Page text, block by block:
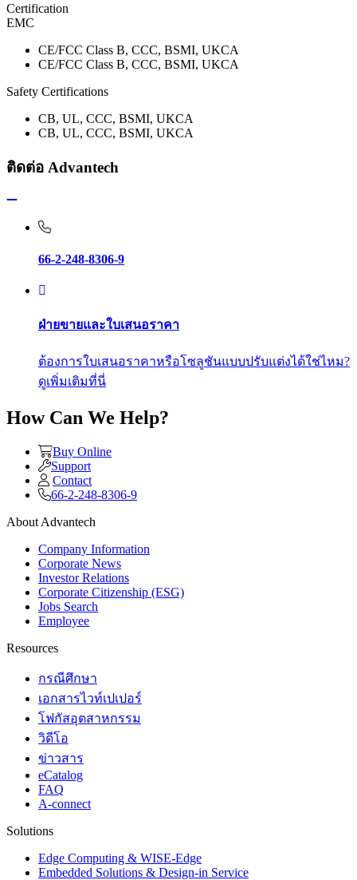
Certification
EMC
CE/FCC Class B, CCC, BSMI, UKCA
CE/FCC Class B, CCC, BSMI, UKCA
Safety Certifications
CB, UL, CCC, BSMI, UKCA
CB, UL, CCC, BSMI, UKCA
ติดต่อ Advantech
66-2-248-8306-9
ฝ่ายขายและใบเสนอราคา
ต้องการใบเสนอราคาหรือโซลูชันแบบปรับแต่งได้ใช่ไหม?
ดูเพิ่มเติมที่นี่
How Can We Help?
Buy Online
Support
Contact
66-2-248-8306-9
About Advantech
Company Information
Corporate News
Investor Relations
Corporate Citizenship (ESG)
Jobs Search
Employee
Resources
กรณีศึกษา
เอกสารไวท์เปเปอร์
โฟกัสอุตสาหกรรม
วิดีโอ
ข่าวสาร
eCatalog
FAQ
A-connect
Solutions
Edge Computing & WISE-Edge
Embedded Solutions & Design-in Service